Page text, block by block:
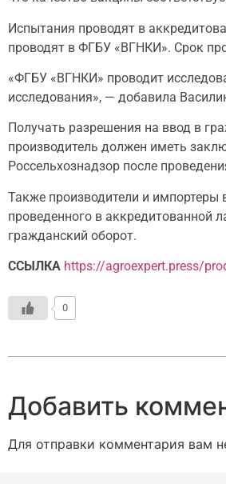
Испытания проводят в
проводят в ФГБУ «ВГНКИ». Срок
«ФГБУ «ВГНКИ» проводит
исследования», — добавила
Получать разрешения на ввод в
производитель должен иметь
Россельхознадзор после
Также производители и импортеры
проведенного в аккредитованной
гражданский оборот.
ССЫЛКА https://agroexpert.press/
0
Добавить
Для отправки комментария вам